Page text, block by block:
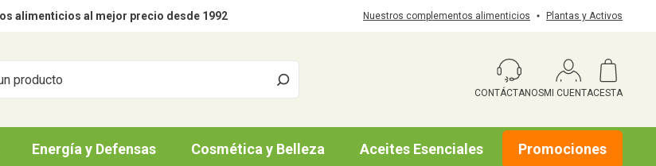
alimenticios al mejor precio desde 1992 Nuestros complementos alimenticios Plantas y Activos
CONTÁCTANOSMI CUENTACESTA
Energía y Defensas Cosmética y Belleza Aceites Esenciales Promociones